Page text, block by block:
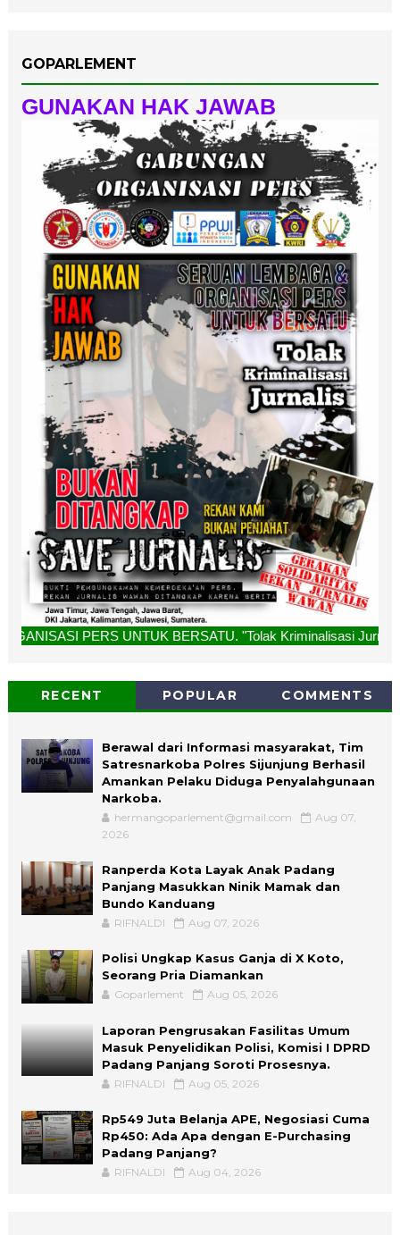
GOPARLEMENT
GUNAKAN HAK JAWAB
UNTUK BERSATU. "Tolak Kriminalisasi Jurnalis, Rekan
RECENT POPULAR COMMENTS
Berawal dari Informasi masyarakat, Tim
Satresnarkoba Polres Sijunjung Berhasil
Amankan Pelaku Diduga Penyalahgunaan
Narkoba.
hermangoparlement@gmail.com
Aug 07,
2026
Ranperda Kota Layak Anak Padang
Panjang Masukkan Ninik Mamak dan
Bundo Kanduang
RIFNALDI Aug 07, 2026
Polisi Ungkap Kasus Ganja di X Koto,
Seorang Pria Diamankan
Goparlement Aug 05, 2026
Laporan Pengrusakan Fasilitas Umum
Masuk Penyelidikan Polisi, Komisi I DPRD
Padang Panjang Soroti Prosesnya.
RIFNALDI Aug 05, 2026
Rp549 Juta Belanja APE, Negosiasi Cuma
Rp450: Ada Apa dengan E-Purchasing
Padang Panjang?
RIFNALDI Aug 04, 2026